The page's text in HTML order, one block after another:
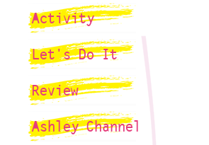
Activity
Let's Do It
Review
Ashley Channel